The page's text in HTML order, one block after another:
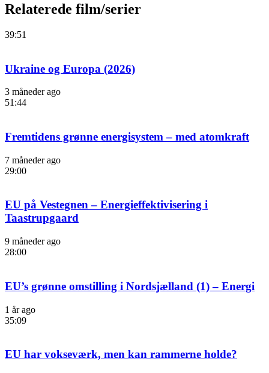
Relaterede film/serier
39:51
Ukraine og Europa (2026)
3 måneder ago
51:44
Fremtidens grønne energisystem – med atomkraft
7 måneder ago
29:00
EU på Vestegnen – Energieffektivisering i
Taastrupgaard
9 måneder ago
28:00
EU’s grønne omstilling i Nordsjælland (1) – Energi
1 år ago
35:09
EU har vokseværk, men kan rammerne holde?